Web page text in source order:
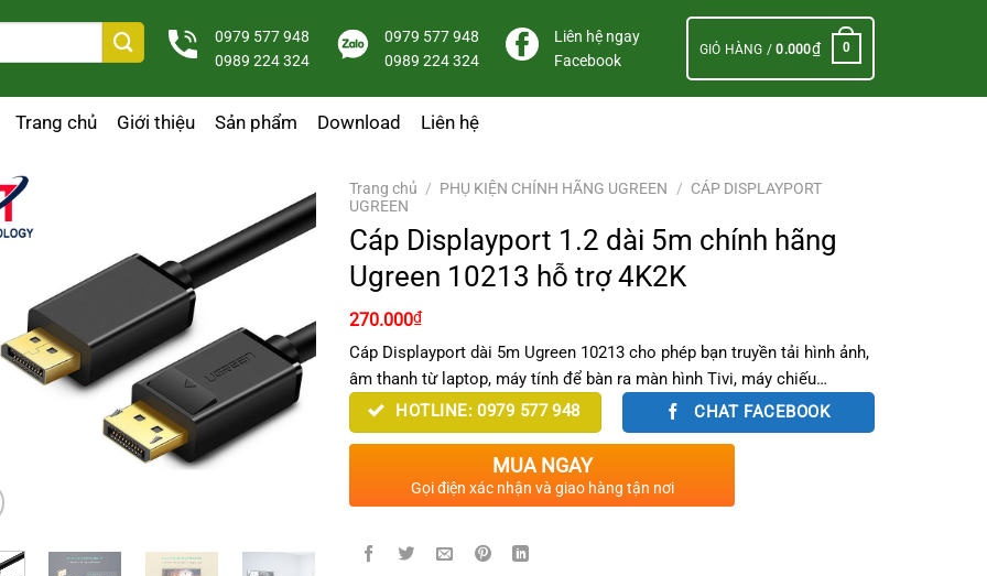
0979 577 948
0989 224 324
0979 577 948
0989 224 324
Liên hệ ngay
Facebook
GIỎ HÀNG /0.000₫ 0
Trang chủ Giới thiệu Sản phẩm Download Liên hệ
Trang chủ / PHỤ KIỆN CHÍNH HÃNG UGREEN / CÁP DISPLAYPORT
UGREEN
Cáp Displayport 1.2 dài 5m chính hãng
Ugreen 10213 hỗ trợ 4K2K
270.000₫
Cáp Displayport dài 5m Ugreen 10213 cho phép bạn truyền tải hình ảnh,
âm thanh từ laptop, máy tính để bàn ra màn hình Tivi, máy chiếu…
HOTLINE: 0979 577 948
CHAT FACEBOOK
MUA NGAY
Gọi điện xác nhận và giao hàng tận nơi